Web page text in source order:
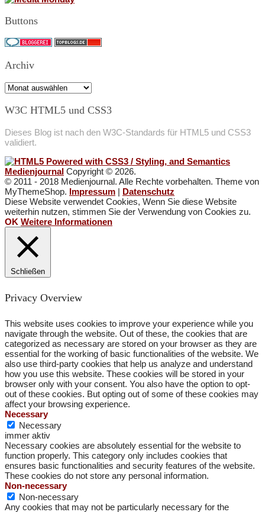
Buttons
Archiv
Archiv
W3C HTML5 und CSS3
Dieses Blog ist nach den W3C-Standards für HTML5 und CSS3
validiert.
Medienjournal Copyright © 2026.
© 2011 - 2018 Medienjournal. Alle Rechte vorbehalten. Theme von
MyThemeShop. Impressum | Datenschutz
Diese Website verwendet Cookies, Wenn Sie diese Website
weiterhin nutzen, stimmen Sie der Verwendung von Cookies zu.
OK Weitere Informationen
Schließen
Privacy Overview
This website uses cookies to improve your experience while you
navigate through the website. Out of these, the cookies that are
categorized as necessary are stored on your browser as they are
essential for the working of basic functionalities of the website. We
also use third-party cookies that help us analyze and understand
how you use this website. These cookies will be stored in your
browser only with your consent. You also have the option to opt-
out of these cookies. But opting out of some of these cookies may
affect your browsing experience.
Necessary
Necessary
immer aktiv
Necessary cookies are absolutely essential for the website to
function properly. This category only includes cookies that
ensures basic functionalities and security features of the website.
These cookies do not store any personal information.
Non-necessary
Non-necessary
Any cookies that may not be particularly necessary for the